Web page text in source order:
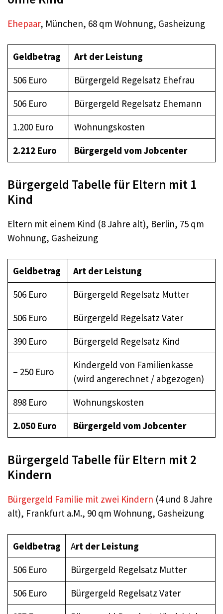
Ehepaar, München, 68 qm Wohnung, Gasheizung
Geldbetrag
Art der Leistung
506 Euro
Bürgergeld Regelsatz Ehefrau
506 Euro
Bürgergeld Regelsatz Ehemann
1.200 Euro
Wohnungskosten
2.212 Euro
Bürgergeld vom Jobcenter
Bürgergeld Tabelle für Eltern mit 1
Kind
Eltern mit einem Kind (8 Jahre alt), Berlin, 75 qm
Wohnung, Gasheizung
Geldbetrag
Art der Leistung
506 Euro
Bürgergeld Regelsatz Mutter
506 Euro
Bürgergeld Regelsatz Vater
390 Euro
Bürgergeld Regelsatz Kind
– 250 Euro
Kindergeld von Familienkasse
(wird angerechnet / abgezogen)
898 Euro
Wohnungskosten
2.050 Euro
Bürgergeld vom Jobcenter
Bürgergeld Tabelle für Eltern mit 2
Kindern
Bürgergeld Familie mit zwei Kindern (4 und 8 Jahre
alt), Frankfurt a.M., 90 qm Wohnung, Gasheizung
Geldbetrag Art der Leistung
506 Euro
Bürgergeld Regelsatz Mutter
506 Euro
Bürgergeld Regelsatz Vater